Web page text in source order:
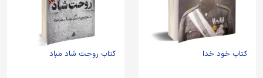
کتاب خود خدا کتاب روحت شاد مباد